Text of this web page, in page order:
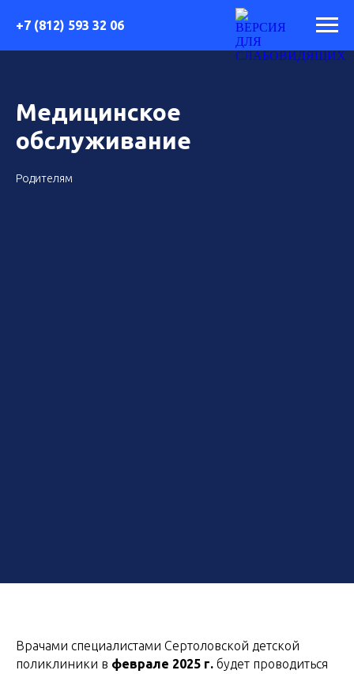
+7 (812) 593 32 06
Медицинское
обслуживание
Родителям
Врачами специалистами Сертоловской детской
поликлиники в феврале 2025 г. будет проводиться